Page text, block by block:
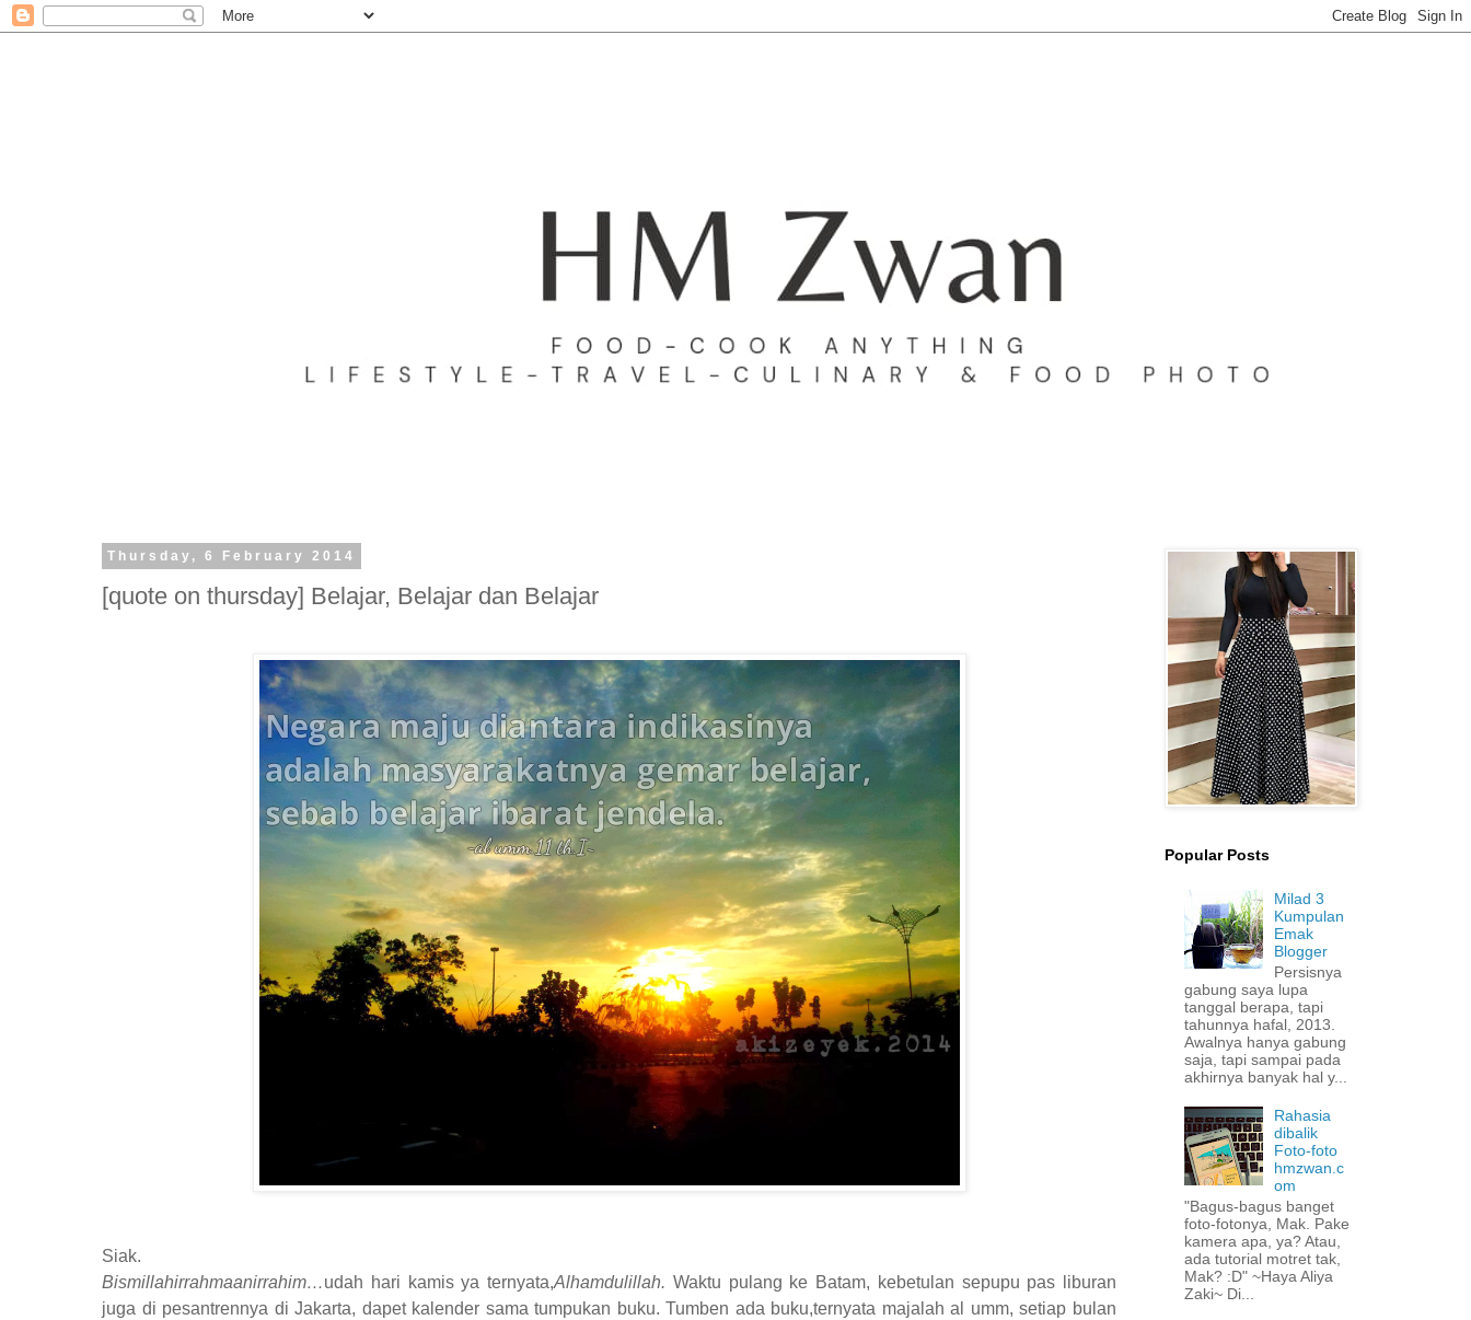
Thursday, 6 February 2014
[quote on thursday] Belajar, Belajar dan Belajar
Siak.
Bismillahirrahmaanirrahim…udah hari kamis ya ternyata,Alhamdulillah. Waktu pulang ke Batam, kebetulan sepupu pas liburan
juga di pesantrennya di Jakarta, dapet kalender sama tumpukan buku. Tumben ada buku,ternyata majalah al umm, setiap bulan
Popular Posts
Milad 3
Kumpulan
Emak
Blogger
Persisnya
gabung saya lupa
tanggal berapa, tapi
tahunnya hafal, 2013.
Awalnya hanya gabung
saja, tapi sampai pada
akhirnya banyak hal y...
Rahasia
dibalik
Foto-foto
hmzwan.c
om
"Bagus-bagus banget
foto-fotonya, Mak. Pake
kamera apa, ya? Atau,
ada tutorial motret tak,
Mak? :D" ~Haya Aliya
Zaki~ Di...